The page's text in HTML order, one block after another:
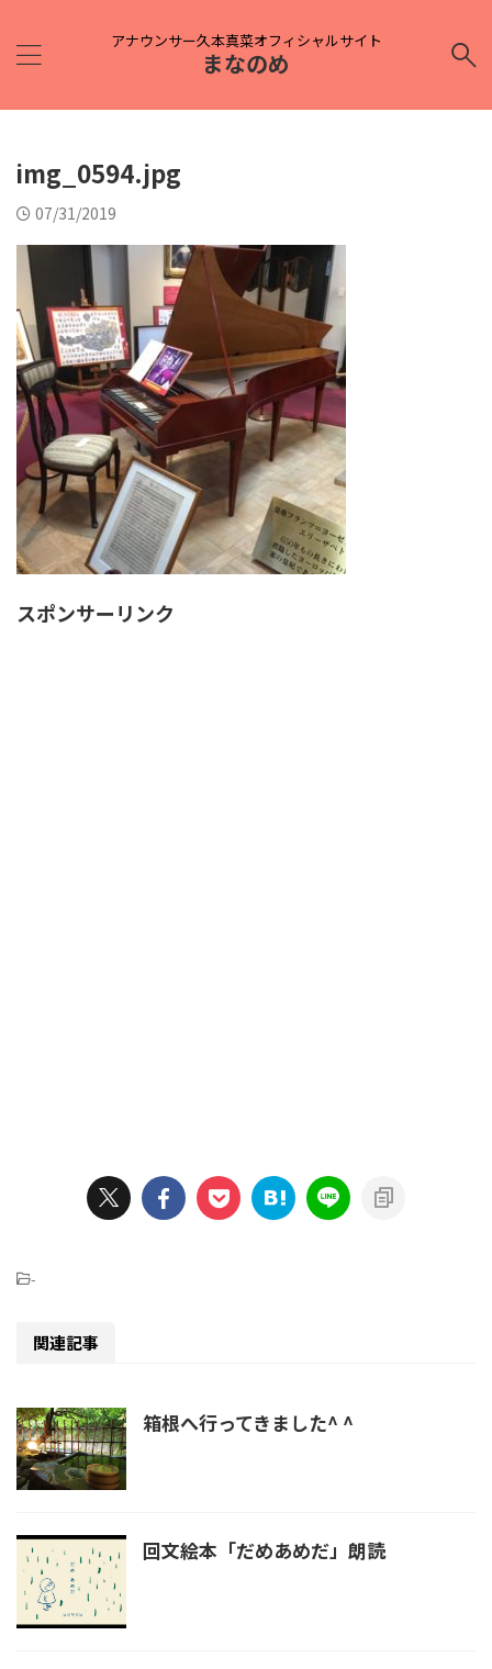
アナウンサー久本真菜オフィシャルサイト
まなのめ
img_0594.jpg
07/31/2019
スポンサーリンク
-
関連記事
箱根へ行ってきました^ ^
回文絵本「だめあめだ」朗読